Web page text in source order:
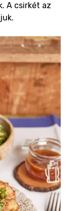
A csirkét az